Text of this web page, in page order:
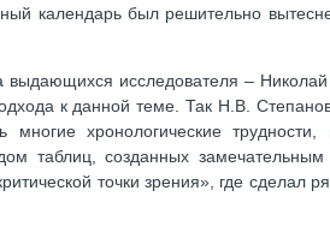
календарь был решительно
выдающихся исследователя –
к данной теме. Так Н.В.
многие хронологические
таблиц, созданных
точки зрения», где сделал